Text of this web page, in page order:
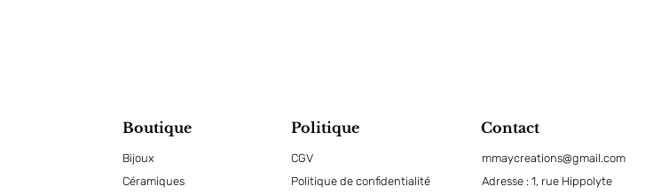
Boutique
Bijoux
Céramiques
Politique
CGV
Politique de confidentialité
Contact
mmaycreations@gmail.com
Adresse : 1, rue Hippolyte